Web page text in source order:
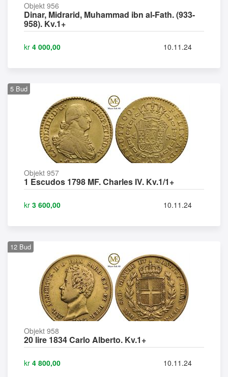
Objekt 956
Dinar, Midrarid, Muhammad ibn al-Fath. (933-
958). Kv.1+
kr 4 000,00 10.11.24
5 Bud
Objekt 957
1 Escudos 1798 MF. Charles IV. Kv.1/1+
kr 3 600,00 10.11.24
12 Bud
Objekt 958
20 lire 1834 Carlo Alberto. Kv.1+
kr 4 800,00 10.11.24